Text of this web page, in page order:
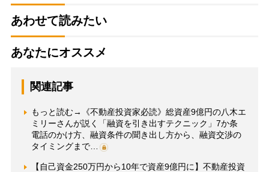
あわせて読みたい
あなたにオススメ
関連記事
もっと読む→《不動産投資家必読》総資産9億円の八木エ
ミリーさんが説く「融資を引き出すテクニック」7か条
電話のかけ方、融資条件の聞き出し方から、融資交渉の
タイミングまで…
【自己資金250万円から10年で資産9億円に】不動産投資